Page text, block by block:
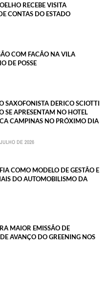
RECEBE VISITA
CONTAS DO ESTADO
COM FACÃO NA VILA
DE POSSE
SAXOFONISTA DERICO SCIOTTI
SE APRESENTAM NO HOTEL
CAMPINAS NO PRÓXIMO DIA
DE 2026
COMO MODELO DE GESTÃO E
DO AUTOMOBILISMO DA
MAIOR EMISSÃO DE
AVANÇO DO GREENING NOS